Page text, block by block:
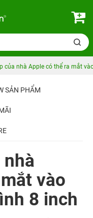
của nhà Apple có thể ra mắt
SẢN PHẨM
nhà
vào
8 inch